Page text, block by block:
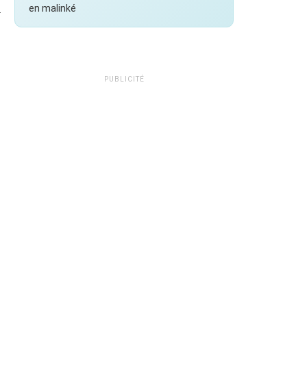
en malinké
PUBLICITÉ